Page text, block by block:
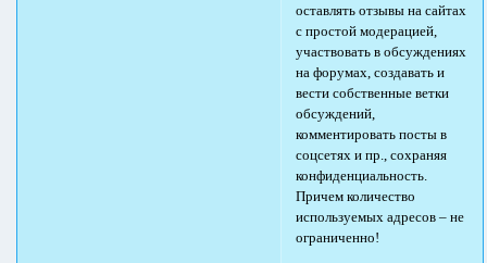
оставлять отзывы на сайтах
с простой модерацией,
участвовать в обсуждениях
на форумах, создавать и
вести собственные ветки
обсуждений,
комментировать посты в
соцсетях и пр., сохраняя
конфиденциальность.
Причем количество
используемых адресов – не
ограниченно!